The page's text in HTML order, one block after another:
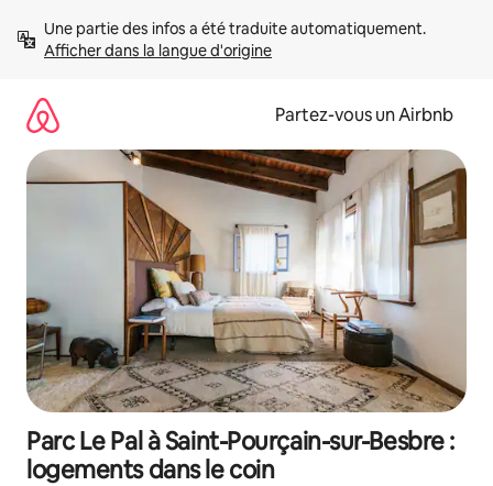
directement
Afficher dans la langue d'origine
Partez-vous un Airbnb
Parc Le Pal à Saint-Pourçain-sur-Besbre :
logements dans le coin